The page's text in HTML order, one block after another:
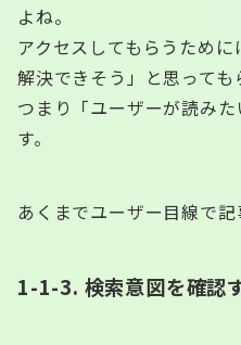
よね。
アクセスしてもらうため
解決できそう」と思っても
つまり「ユーザーが読み
す。
あくまでユーザー目線で記
1-1-3. 検索意図を確認